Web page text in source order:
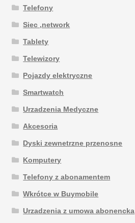
Telefony
Siec ,network
Tablety
Telewizory
Pojazdy elektryczne
Smartwatch
Urzadzenia Medyczne
Akcesoria
Dyski zewnetrzne przenosne
Komputery
Telefony z abonamentem
Wkrótce w Buymobile
Urzadzenia z umowa abonencka